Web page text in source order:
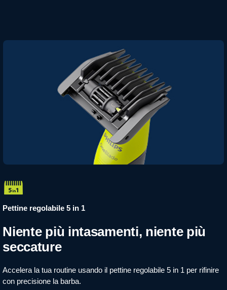
Pettine regolabile 5 in 1
Niente più intasamenti, niente più
seccature
Accelera la tua routine usando il pettine regolabile 5 in 1 per rifinire
con precisione la barba.